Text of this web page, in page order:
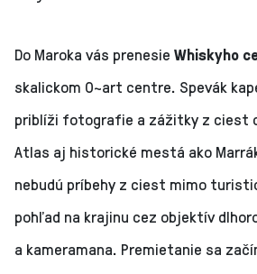
Do Maroka vás prenesie Whiskyho
skalickom O~art centre. Spevák
priblíži fotografie a zážitky z ciest
Atlas aj historické mestá ako
nebudú príbehy z ciest mimo
pohľad na krajinu cez objektív
a kameramana. Premietanie sa